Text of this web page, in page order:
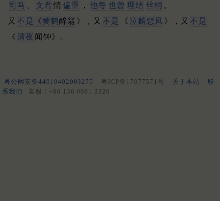
司马
文君 情 偏重 ， 他每 也曾 理结 丝桐 。
又 不是 《黄鹤醉翁 》，又 不是 《 泣麟悲凤 》，又 不是
《 清夜 闻钟》。
粤公网安备44010402003275 粤ICP备17077571号 关于本站
联
系我们
客服：+86 136 0901 3320